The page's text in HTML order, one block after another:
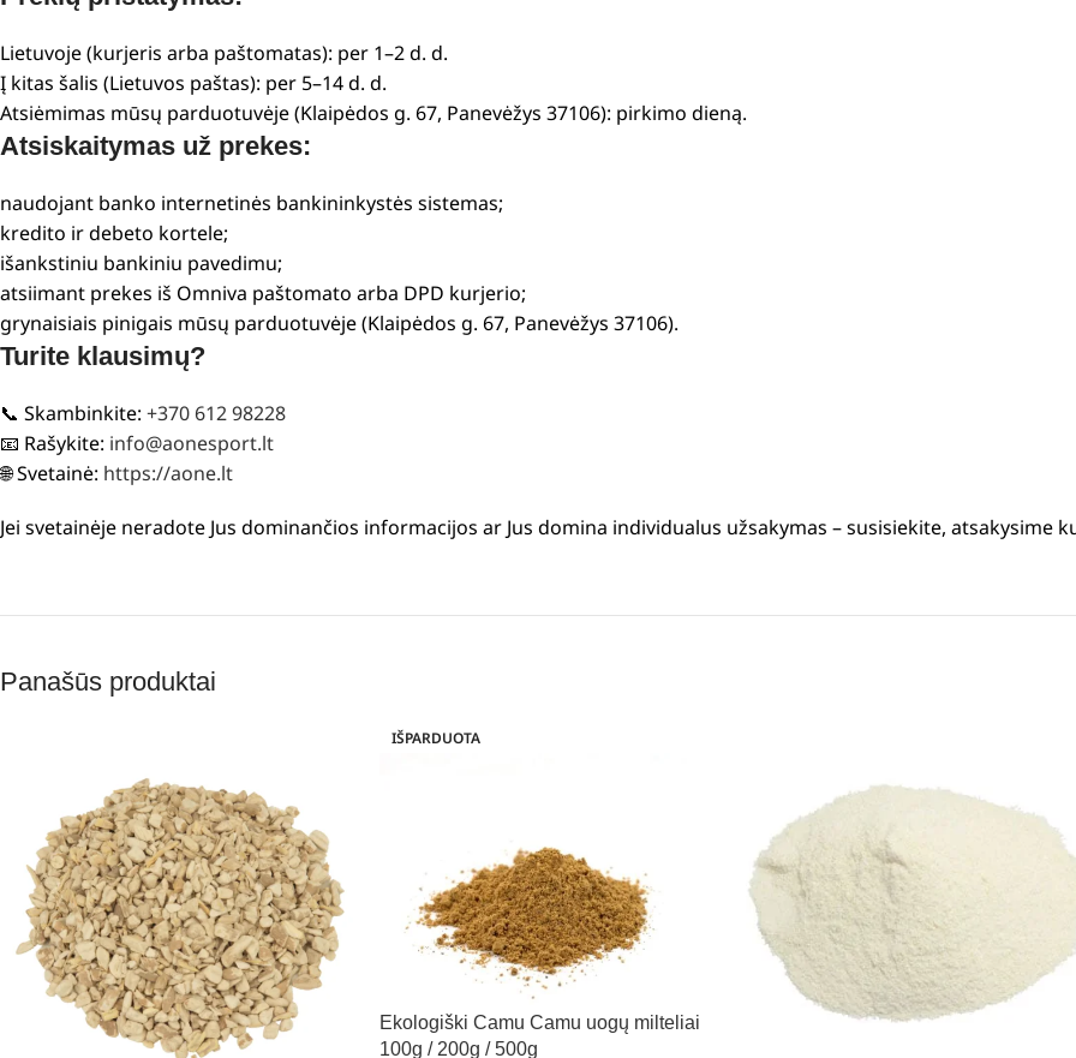
Lietuvoje (kurjeris arba paštomatas): per 1–2 d. d.
Į kitas šalis (Lietuvos paštas): per 5–14 d. d.
Atsiėmimas mūsų parduotuvėje (Klaipėdos g. 67, Panevėžys 37106): pirkimo dieną.
Atsiskaitymas už prekes:
naudojant banko internetinės bankininkystės sistemas;
kredito ir debeto kortele;
išankstiniu bankiniu pavedimu;
atsiimant prekes iš Omniva paštomato arba DPD kurjerio;
grynaisiais pinigais mūsų parduotuvėje (Klaipėdos g. 67, Panevėžys 37106).
Turite klausimų?
📞 Skambinkite: +370 612 98228
📧 Rašykite: info@aonesport.lt
🌐 Svetainė: https://aone.lt
Jei svetainėje neradote Jus dominančios informacijos ar Jus domina individualus užsakymas – susisiekite, atsakysime
Panašūs produktai
IŠPARDUOTA
Ekologiški Camu Camu uogų milteliai
100g / 200g / 500g